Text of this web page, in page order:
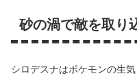
砂の渦で敵を取り
シロデスナはポケモンの生